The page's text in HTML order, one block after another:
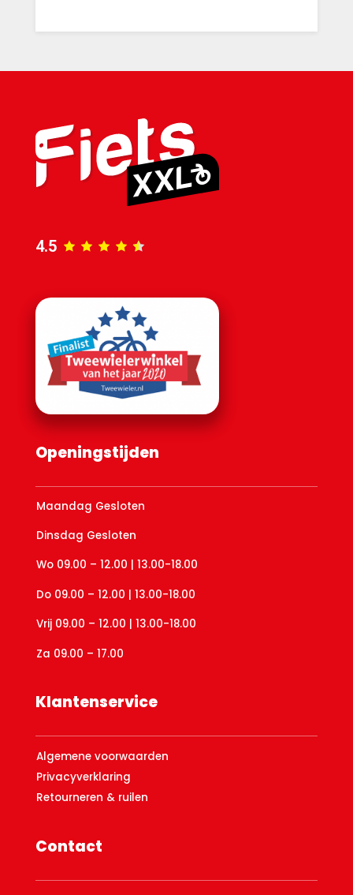
4.5
Openingstijden
Maandag Gesloten
Dinsdag Gesloten
Wo 09.00 – 12.00 | 13.00-18.00
Do 09.00 – 12.00 | 13.00-18.00
Vrij 09.00 – 12.00 | 13.00-18.00
Za 09.00 – 17.00
Klantenservice
Algemene voorwaarden
Privacyverklaring
Retourneren & ruilen
Contact